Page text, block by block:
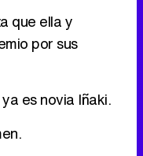
Canción ganadora de Eurovisión 2026: DARA con "Bangaranga" por Bulgaria
que ella y
por sus
es novia Iñaki.